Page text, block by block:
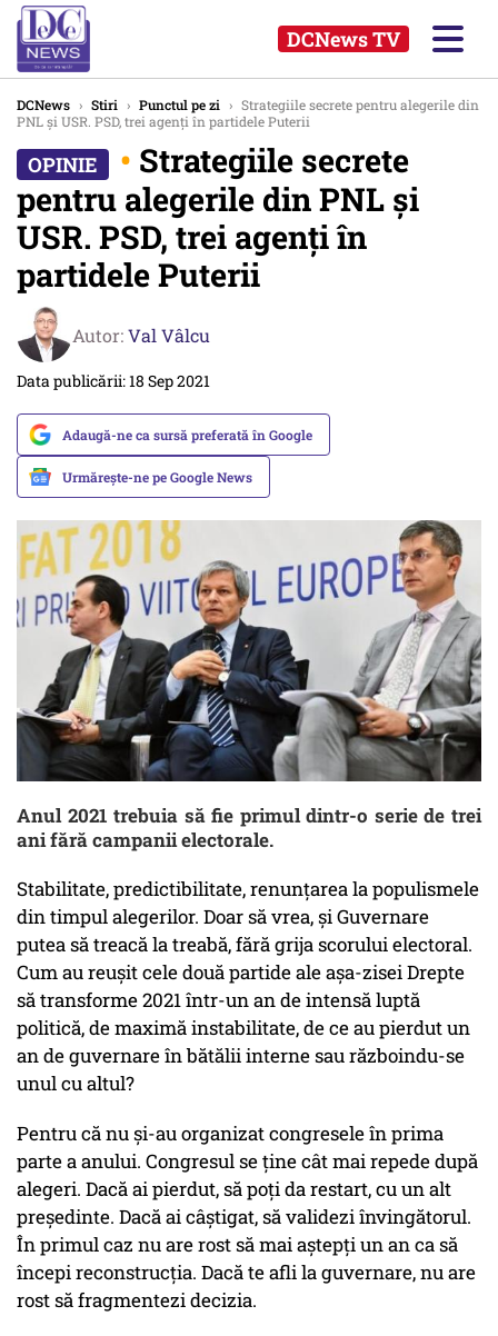
DCNews TV
DCNews › Stiri › Punctul pe zi › Strategiile secrete pentru alegerile din
PNL și USR. PSD, trei agenți în partidele Puterii
• Strategiile secrete
pentru alegerile din PNL și
USR. PSD, trei agenți în
partidele Puterii
Autor:Val Vâlcu
Data publicării: 18 Sep 2021
Adaugă-ne ca sursă preferată în Google
Urmărește-ne pe Google News
Anul 2021 trebuia să fie primul dintr-o serie de trei
ani fără campanii electorale.
Stabilitate, predictibilitate, renunțarea la populismele
din timpul alegerilor. Doar să vrea, și Guvernare
putea să treacă la treabă, fără grija scorului electoral.
Cum au reușit cele două partide ale așa-zisei Drepte
să transforme 2021 într-un an de intensă luptă
politică, de maximă instabilitate, de ce au pierdut un
an de guvernare în bătălii interne sau războindu-se
unul cu altul?
Pentru că nu și-au organizat congresele în prima
parte a anului. Congresul se ține cât mai repede după
alegeri. Dacă ai pierdut, să poți da restart, cu un alt
președinte. Dacă ai câștigat, să validezi învingătorul.
În primul caz nu are rost să mai aștepți un an ca să
începi reconstrucția. Dacă te afli la guvernare, nu are
rost să fragmentezi decizia.